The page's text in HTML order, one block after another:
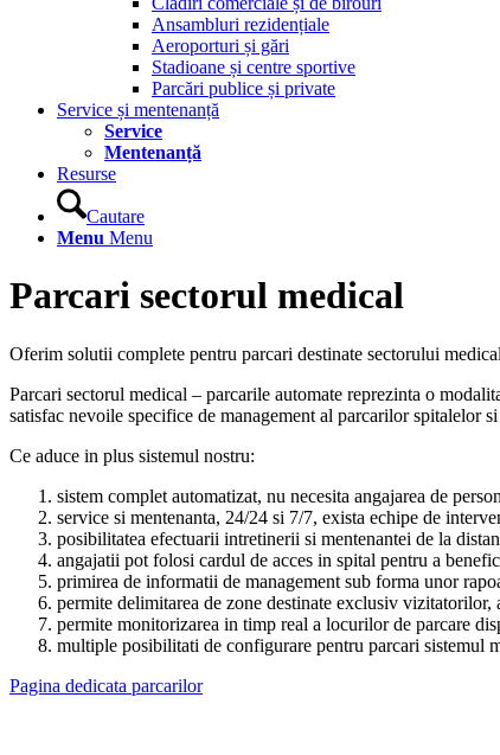
Ansambluri rezidențiale
Aeroporturi și gări
Stadioane și centre sportive
Parcări publice și private
Service și mentenanță
Service
Mentenanță
Resurse
Cautare
Menu Menu
Parcari sectorul medical
Oferim solutii complete pentru parcari destinate sectorului medical
Parcari sectorul medical – parcarile automate reprezinta o
satisfac nevoile specifice de management al parcarilor spitalelor
Ce aduce in plus sistemul nostru:
sistem complet automatizat, nu necesita angajarea de
service si mentenanta, 24/24 si 7/7, exista echipe de
posibilitatea efectuarii intretinerii si mentenantei de la
angajatii pot folosi cardul de acces in spital pentru a
primirea de informatii de management sub forma unor
permite delimitarea de zone destinate exclusiv
permite monitorizarea in timp real a locurilor de parcare
multiple posibilitati de configurare pentru parcari sistemul
Pagina dedicata parcarilor